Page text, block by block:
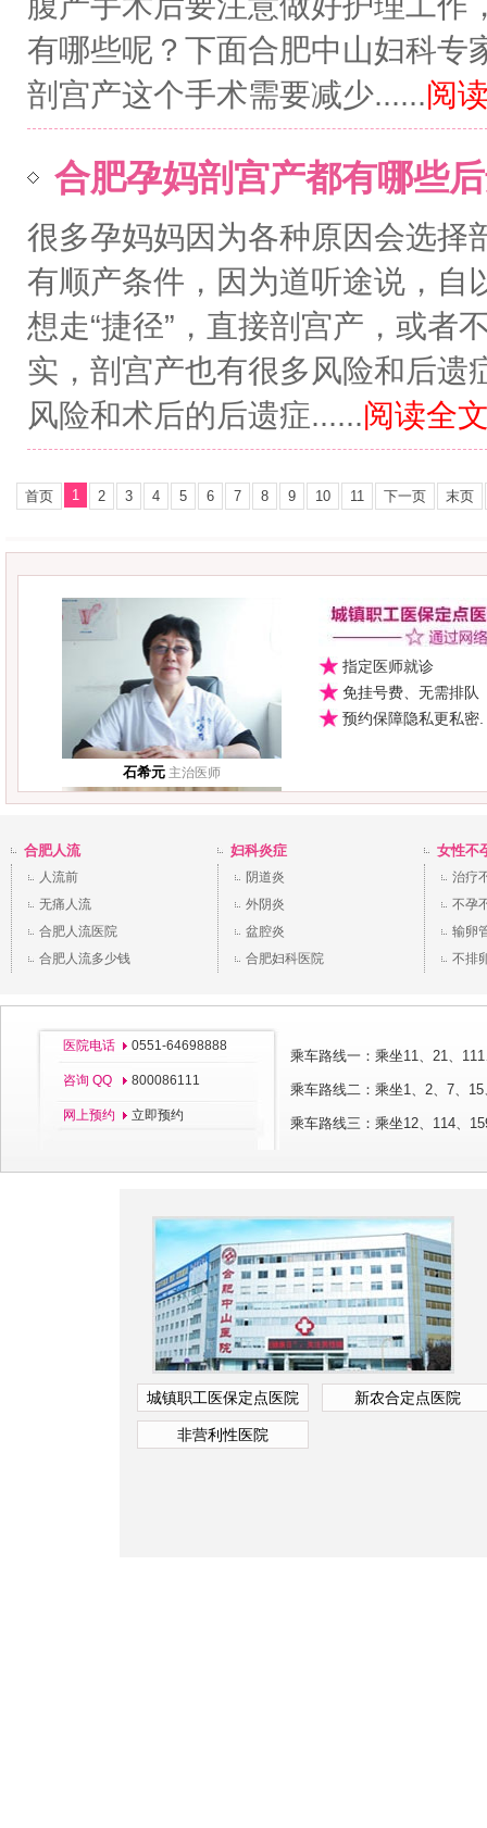
有哪些呢？下面合肥中山妇科专
剖宫产这个手术需要减少......阅
合肥孕妈剖宫产都有哪些
很多孕妈妈因为各种原因会选择
有顺产条件，因为道听途说，自
想走“捷径”，直接剖宫产，或者
实，剖宫产也有很多风险和后遗
风险和术后的后遗症......阅读全
首页 1 2 3 4 5 6 7 8 9 10 11 下一页 末页
石希元 主治医师
敖是莲 副主任医师
指定医师就诊
免挂号费、无需排队
预约保障隐私更私密.
合肥人流
人流前
无痛人流
合肥人流医院
合肥人流多少钱
妇科炎症
阴道炎
外阴炎
盆腔炎
合肥妇科医院
女性不
治疗
不孕
输卵
不排
医院电话 0551-64698888
咨询 QQ 800086111
网上预约 立即预约
乘车路线一：乘坐11、21、
乘车路线二：乘坐1、2、7、
乘车路线三：乘坐12、114、
城镇职工医保定点医院 新农合定点医院
非营利性医院